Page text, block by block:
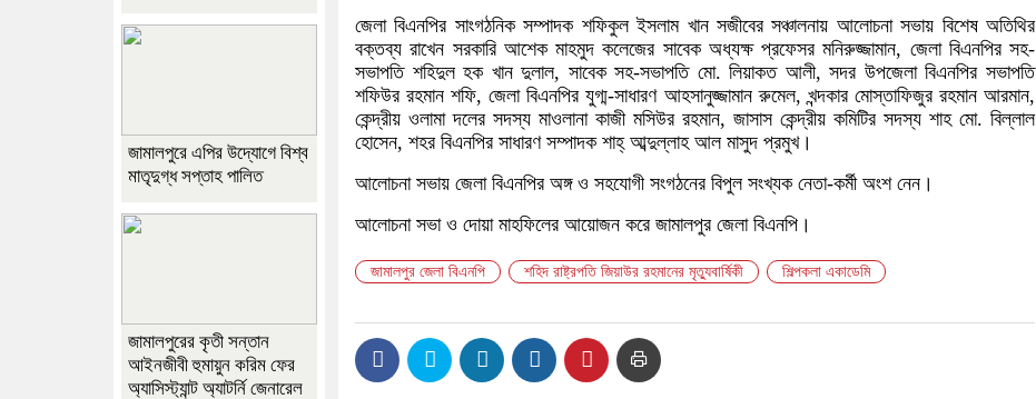
জেলা বিএনপির সাংগঠনিক সম্পাদক শফিকুল ইসলাম খান সজীবের সঞ্চালনায় আলোচনা সভায় বিশেষ অতিথির
বক্তব্য রাখেন সরকারি আশেক মাহমুদ কলেজের সাবেক অধ্যক্ষ প্রফেসর মনিরুজ্জামান, জেলা বিএনপির সহ-
সভাপতি শহিদুল হক খান দুলাল, সাবেক সহ-সভাপতি মো. লিয়াকত আলী, সদর উপজেলা বিএনপির সভাপতি
শফিউর রহমান শফি, জেলা বিএনপির যুগ্ম-সাধারণ আহসানুজ্জামান রুমেল, খন্দকার মোস্তাফিজুর রহমান আরমান,
কেন্দ্রীয় ওলামা দলের সদস্য মাওলানা কাজী মসিউর রহমান, জাসাস কেন্দ্রীয় কমিটির সদস্য শাহ মো. বিল্লাল
হোসেন, শহর বিএনপির সাধারণ সম্পাদক শাহ্ আব্দুল্লাহ আল মাসুদ প্রমুখ।
আলোচনা সভায় জেলা বিএনপির অঙ্গ ও সহযোগী সংগঠনের বিপুল সংখ্যক নেতা-কর্মী অংশ নেন।
আলোচনা সভা ও দোয়া মাহফিলের আয়োজন করে জামালপুর জেলা বিএনপি।
জামালপুর জেলা বিএনপি শহিদ রাষ্ট্রপতি জিয়াউর রহমানের মৃত্যুবার্ষিকী শিল্পকলা একাডেমি
জামালপুরে এপির উদ্যোগে বিশ্ব
মাতৃদুগ্ধ সপ্তাহ পালিত
জামালপুরের কৃতী সন্তান
আইনজীবী হুমায়ুন করিম ফের
অ্যাসিস্ট্যান্ট অ্যাটর্নি জেনারেল